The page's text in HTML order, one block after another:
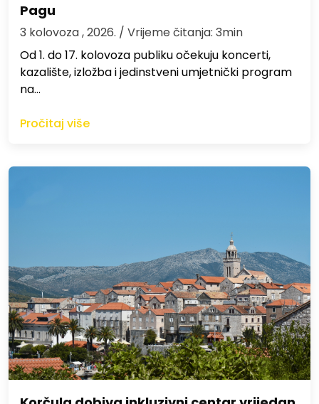
Pagu
3 kolovoza , 2026. / Vrijeme čitanja: 3min
Od 1. do 17. kolovoza publiku očekuju koncerti,
kazalište, izložba i jedinstveni umjetnički program
na…
Pročitaj više